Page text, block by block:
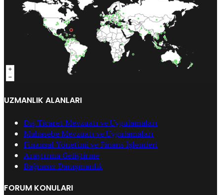
UZMANLIK ALANLARI
Dış Ticaret Mevzuatı ve Uygulamaları
Muhasebe Mevzuatı ve Uygulamaları
Finansal Yönetimi ve Finans İşlemleri
Araştırma Geliştirme
Bağımsız Danışmanlık
FORUM KONULARI